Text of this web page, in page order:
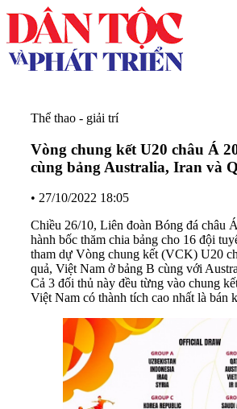
Thể thao - giải trí
Vòng chung kết U20 châu Á
cùng bảng Australia, Iran và
• 27/10/2022 18:05
Chiều 26/10, Liên đoàn Bóng đá châu
hành bốc thăm chia bảng cho 16 đội
tham dự Vòng chung kết (VCK) U20
quả, Việt Nam ở bảng B cùng với
Cả 3 đối thủ này đều từng vào chung
Việt Nam có thành tích cao nhất là bán